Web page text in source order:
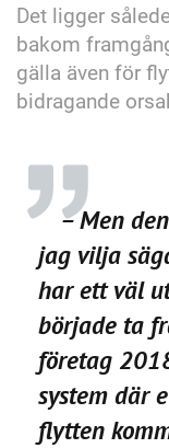
Det ligger
bakom
gälla även för
bidragande
– Men den största anledningen skulle
jag vilja
har ett väl
började ta
företag
system där
flytten